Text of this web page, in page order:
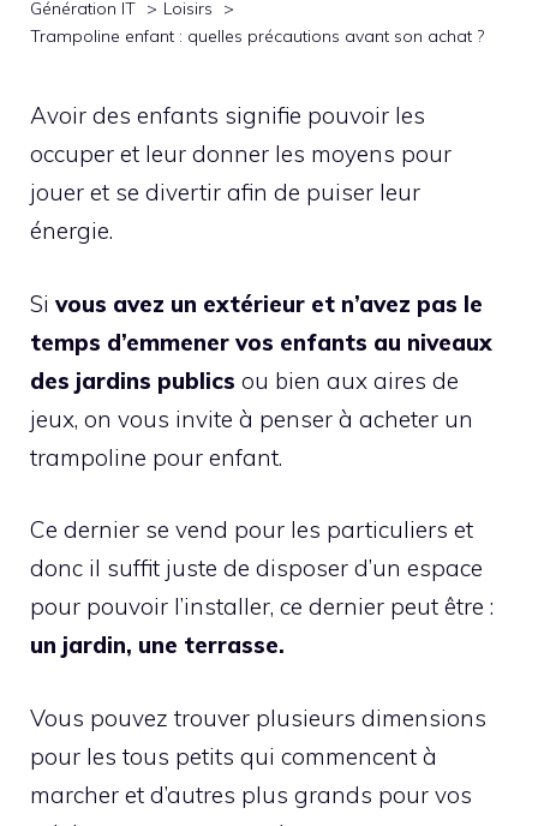
Génération IT
Loisirs
Trampoline enfant : quelles précautions avant son achat ?
Avoir des enfants signifie pouvoir les
occuper et leur donner les moyens pour
jouer et se divertir afin de puiser leur
énergie.
Si vous avez un extérieur et n’avez pas le
temps d’emmener vos enfants au niveaux
des jardins publics ou bien aux aires de
jeux, on vous invite à penser à acheter un
trampoline pour enfant.
Ce dernier se vend pour les particuliers et
donc il suffit juste de disposer d’un espace
pour pouvoir l’installer, ce dernier peut être :
un jardin, une terrasse.
Vous pouvez trouver plusieurs dimensions
pour les tous petits qui commencent à
marcher et d’autres plus grands pour vos